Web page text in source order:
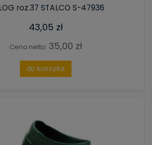
roz.37 STALCO S-47936
43,05 zł
Cena netto: 35,00 zł
do koszyka